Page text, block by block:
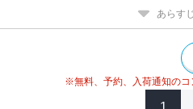
あらす
※無料、予約、入荷通知のコ